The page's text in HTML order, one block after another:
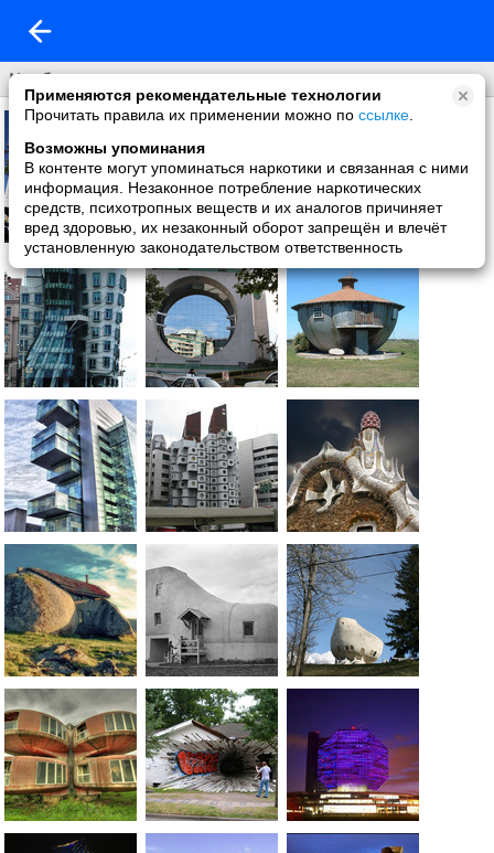
Применяются рекомендательные технологии
Прочитать правила их применении можно по ссылке
Возможны упоминания
В контенте могут упоминаться наркотики и связанная с ними
информация. Незаконное потребление наркотических
средств, психотропных веществ и их аналогов причиняет
вред здоровью, их незаконный оборот запрещён и влечёт
установленную законодательством ответственность
Необычные дома